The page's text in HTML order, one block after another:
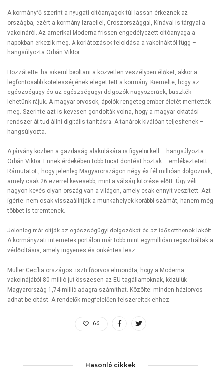
A kormányfő szerint a nyugati oltóanyagok túl lassan érkeznek az
országba, ezért a kormány Izraellel, Oroszországgal, Kínával is tárgyal a
vakcináról. Az amerikai Moderna frissen engedélyezett oltóanyaga a
napokban érkezik meg. A korlátozások feloldása a vakcináktól függ –
hangsúlyozta Orbán Viktor.
Hozzátette: ha sikerül beoltani a közvetlen veszélyben élőket, akkor a
legfontosabb kötelességének eleget tett a kormány. Kiemelte, hogy az
egészségügy és az egészségügyi dolgozók nagyszerűek, büszkék
lehetünk rájuk. A magyar orvosok, ápolók rengeteg ember életét mentették
meg. Szerinte azt is kevesen gondolták volna, hogy a magyar oktatási
rendszer át tud állni digitális tanításra. A tanárok kiválóan teljesítenek –
hangsúlyozta.
A járvány közben a gazdaság alakulására is figyelni kell – hangsúlyozta
Orbán Viktor. Ennek érdekében több tucat döntést hoztak – emlékeztetett.
Rámutatott, hogy jelenleg Magyarországon négy és fél millióan dolgoznak,
amely csak 26 ezerrel kevesebb, mint a válság kitörése előtt. Úgy véli:
nagyon kevés olyan ország van a világon, amely csak ennyit veszített. Azt
ígérte: nem csak visszaállítják a munkahelyek korábbi számát, hanem még
többet is teremtenek.
Jelenleg már oltják az egészségügyi dolgozókat és az idősotthonok lakóit.
A kormányzati internetes portálon már több mint egymillióan regisztráltak a
védőoltásra, amely ingyenes és önkéntes lesz.
Müller Cecília országos tiszti főorvos elmondta, hogy a Moderna
vakcinájából 80 millió jut összesen az EU-tagállamoknak, közülük
Magyarország 1,74 millió adagra számíthat. Közölte: minden háziorvos
adhat be oltást. A rendelők megfelelően felszereltek ehhez.
66
Hasonló cikkek